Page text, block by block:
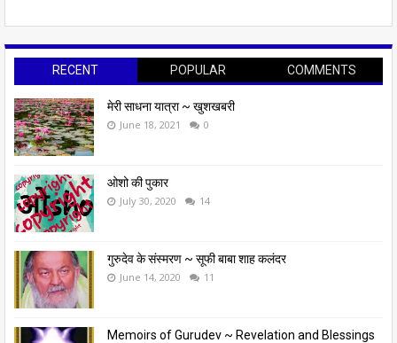
RECENT POPULAR COMMENTS
मेरी साधना यात्रा ~ खुशखबरी
June 18, 2021 0
ओशो की पुकार
July 30, 2020 14
गुरुदेव के संस्मरण ~ सूफी बाबा शाह कलंदर
June 14, 2020 11
Memoirs of Gurudev ~ Revelation and Blessings